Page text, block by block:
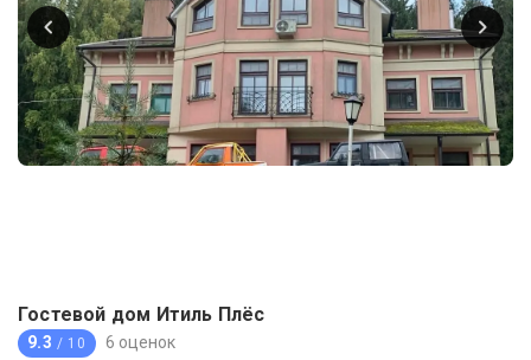
Гостевой дом Итиль Плёс
9.3 / 10 6 оценок